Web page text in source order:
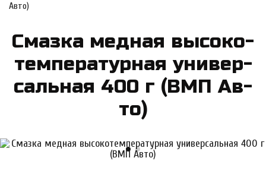
Авто)
Смаз­ка мед­ная вы­со­ко­
тем­пе­ра­тур­ная у­ни­вер­
саль­ная 400 г (ВМП Ав­
то)